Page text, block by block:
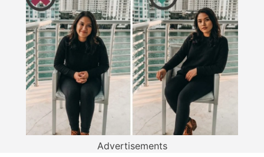
Advertisements